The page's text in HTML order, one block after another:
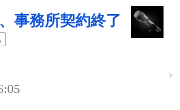
事務所契約終了